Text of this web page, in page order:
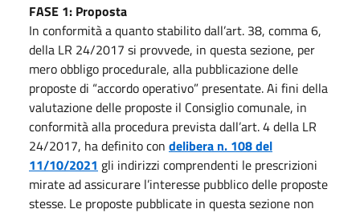
FASE 1: Proposta
In conformità a quanto stabilito dall’art. 38, comma 6,
della LR 24/2017 si provvede, in questa sezione, per
mero obbligo procedurale, alla pubblicazione delle
proposte di “accordo operativo” presentate. Ai fini della
valutazione delle proposte il Consiglio comunale, in
conformità alla procedura prevista dall’art. 4 della LR
24/2017, ha definito con delibera n. 108 del
11/10/2021 gli indirizzi comprendenti le prescrizioni
mirate ad assicurare l’interesse pubblico delle proposte
stesse. Le proposte pubblicate in questa sezione non